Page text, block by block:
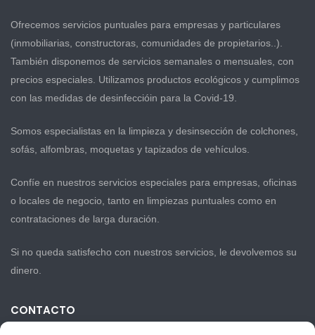
Ofrecemos servicios puntuales para empresas y particulares
(inmobiliarias, constructoras, comunidades de propietarios..).
También disponemos de servicios semanales o mensuales, con
precios especiales. Utilizamos productos ecológicos y cumplimos
con las medidas de desinfeccióin para la Covid-19.
Somos especialistas en la limpieza y desinsección de colchones,
sofás, alfombras, moquetas y tapizados de vehículos.
Confíe en nuestros servicios especiales para empresas, oficinas
o locales de negocio, tanto en limpiezas puntuales como en
contrataciones de larga duración.
Si no queda satisfecho con nuestros servicios, le devolvemos su
dinero.
CONTACTO